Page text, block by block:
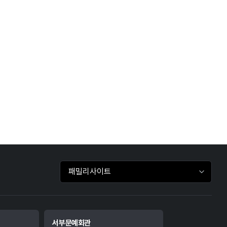
패밀리사이트 바로가기
서부문예회관